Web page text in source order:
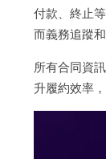
付款、終止
而義務追蹤
所有合同資
升履約效率